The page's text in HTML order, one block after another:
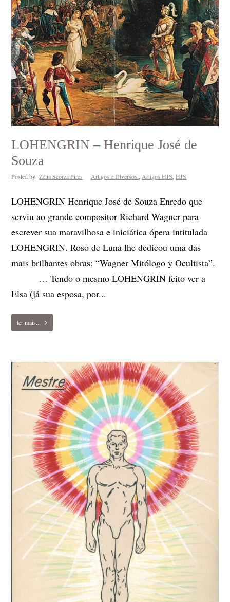
LOHENGRIN – Henrique José de
Souza
Posted by Zélia Scorza Pires Artigos e Diversos.,Artigos HJS,HJS
LOHENGRIN Henrique José de Souza Enredo que
serviu ao grande compositor Richard Wagner para
escrever sua maravilhosa e iniciática ópera intitulada
LOHENGRIN. Roso de Luna lhe dedicou uma das
mais brilhantes obras: “Wagner Mitólogo y Ocultista”.
… Tendo o mesmo LOHENGRIN feito ver a
Elsa (já sua esposa, por...
ler mais...